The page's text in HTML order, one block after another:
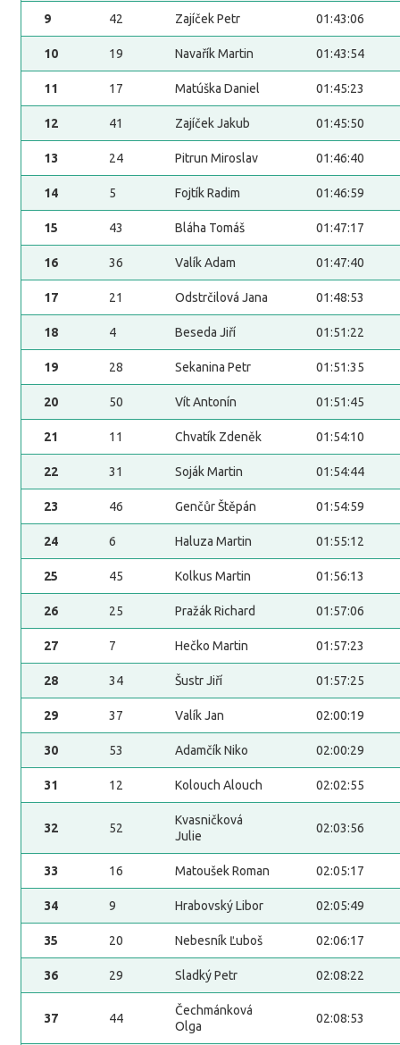
9 42 Zajíček Petr 01:43:06
10 19 Navařík Martin 01:43:54
11 17 Matúška Daniel 01:45:23
12 41 Zajíček Jakub 01:45:50
13 24 Pitrun Miroslav 01:46:40
14 5 Fojtík Radim 01:46:59
15 43 Bláha Tomáš 01:47:17
16 36 Valík Adam 01:47:40
17 21 Odstrčilová Jana 01:48:53
18 4 Beseda Jiří 01:51:22
19 28 Sekanina Petr 01:51:35
20 50 Vít Antonín 01:51:45
21 11 Chvatík Zdeněk 01:54:10
22 31 Soják Martin 01:54:44
23 46 Genčůr Štěpán 01:54:59
24 6 Haluza Martin 01:55:12
25 45 Kolkus Martin 01:56:13
26 25 Pražák Richard 01:57:06
27 7 Hečko Martin 01:57:23
28 34 Šustr Jiří 01:57:25
29 37 Valík Jan 02:00:19
30 53 Adamčík Niko 02:00:29
31 12 Kolouch Alouch 02:02:55
32 52
Kvasničková
Julie
02:03:56
33 16 Matoušek Roman 02:05:17
34 9 Hrabovský Libor 02:05:49
35 20 Nebesník Ľuboš 02:06:17
36 29 Sladký Petr 02:08:22
37 44
Čechmánková
Olga
02:08:53